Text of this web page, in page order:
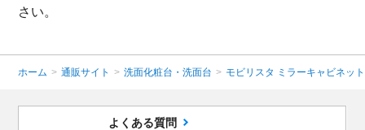
さい。
ホーム > 通販サイト > 洗面化粧台・洗面台 > モビリスタ ミラーキャビネット
よくある質問